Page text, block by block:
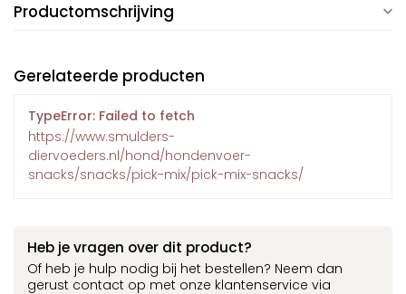
Productomschrijving
Gerelateerde producten
TypeError: Failed to fetch
https://www.smulders-
diervoeders.nl/hond/hondenvoer-
snacks/snacks/pick-mix/pick-mix-snacks/
Heb je vragen over dit product?
Of heb je hulp nodig bij het bestellen? Neem dan
gerust contact op met onze klantenservice via